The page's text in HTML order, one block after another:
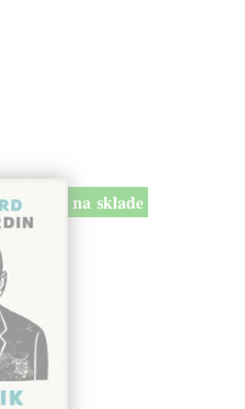
na sklade